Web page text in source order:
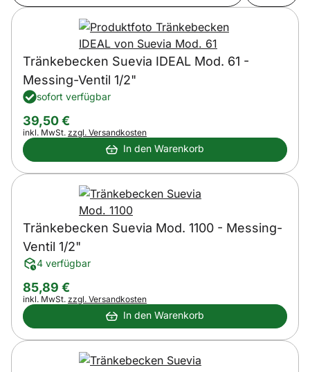
Tränkebecken Suevia IDEAL Mod. 61 -
Messing-Ventil 1/2"
sofort verfügbar
39,50€
Steuerhinweis:
inkl. MwSt. zzgl. Versandkosten
In den Warenkorb
Tränkebecken Suevia Mod. 1100 - Messing-
Ventil 1/2"
4 verfügbar
85,89 €
Steuerhinweis:
inkl. MwSt. zzgl. Versandkosten
In den Warenkorb